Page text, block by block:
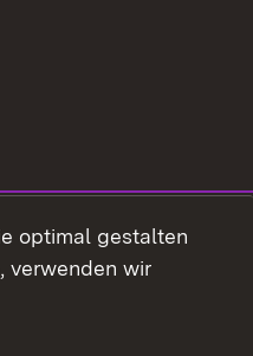
optimal gestalten
verwenden wir